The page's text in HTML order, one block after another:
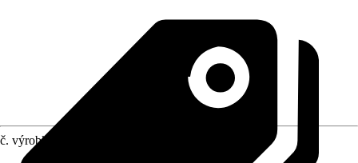
č. výrobku